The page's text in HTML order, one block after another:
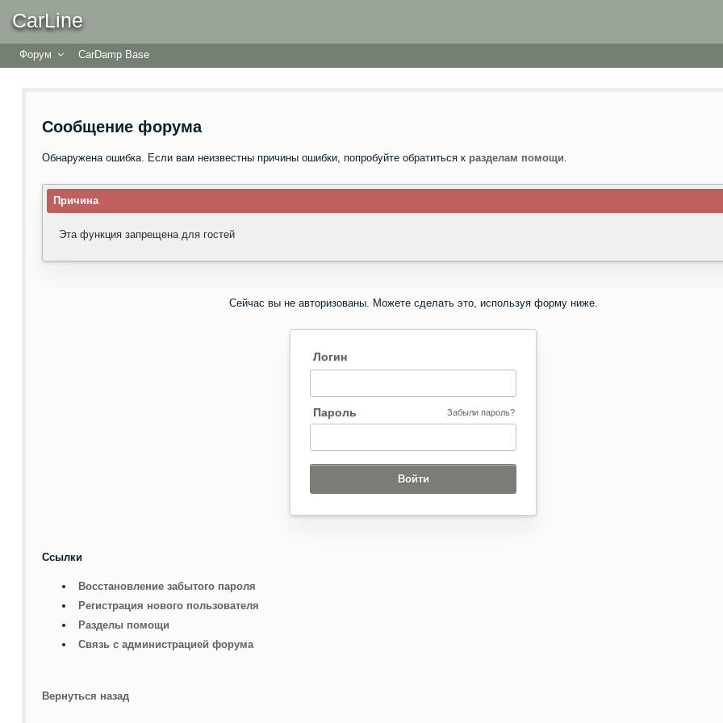
CarLine
Форум CarDamp Base
Сообщение форума
Обнаружена ошибка. Если вам неизвестны причины ошибки, попробуйте обратиться к разделам помощи.
Причина
Эта функция запрещена для гостей
Сейчас вы не авторизованы. Можете сделать это, используя форму ниже.
Логин
Пароль Забыли пароль?
Ссылки
Восстановление забытого пароля
Регистрация нового пользователя
Разделы помощи
Связь с администрацией форума
Вернуться назад